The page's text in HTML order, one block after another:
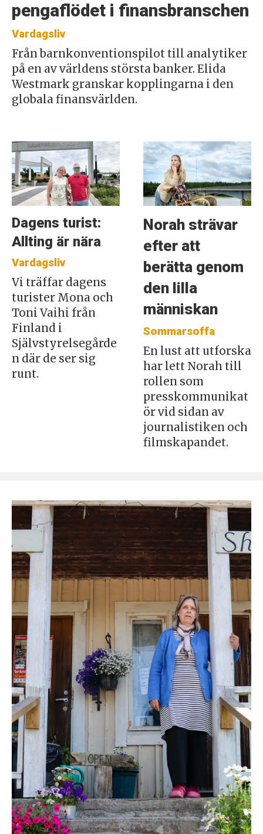
pengaflödet i finansbranschen
Vardagsliv
Från barnkonventionspilot till analytiker
på en av världens största banker. Elida
Westmark granskar kopplingarna i den
globala finansvärlden.
Dagens turist:
Allting är nära
Vardagsliv
Vi träffar dagens
turister Mona och
Toni Vaihi från
Finland i
Självstyrelsegårde
n där de ser sig
runt.
Norah strävar
efter att
berätta genom
den lilla
människan
Sommarsoffa
En lust att utforska
har lett Norah till
rollen som
presskommunikat
ör vid sidan av
journalistiken och
filmskapandet.